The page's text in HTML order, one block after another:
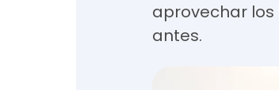
aprovechar los
antes.